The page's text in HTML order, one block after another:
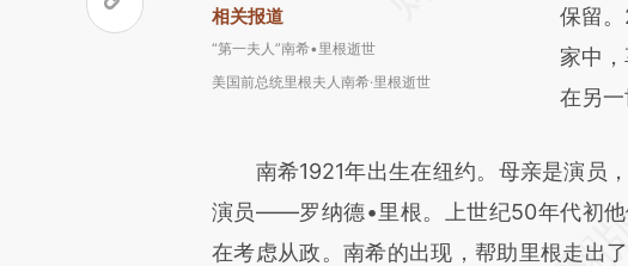
相关报道
“第一夫人”南希•里根逝世
美国前总统里根夫人南希·里根逝世
保留
家中
在另一
南希1921年出生在纽约。母亲是演员，
演员——罗纳德•里根。上世纪50年代初
在考虑从政。南希的出现，帮助里根走出